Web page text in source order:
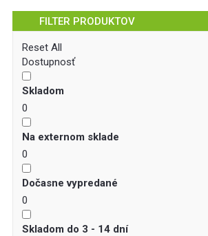
FILTER PRODUKTOV
Reset All
Dostupnosť
Skladom
0
Na externom sklade
0
Dočasne vypredané
0
Skladom do 3 - 14 dní